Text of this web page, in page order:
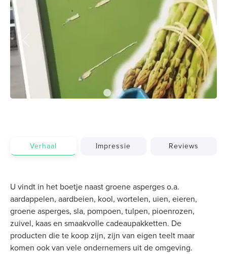
Previous Next
Verhaal Impressie Reviews
U vindt in het boetje naast groene asperges o.a.
aardappelen, aardbeien, kool, wortelen, uien, eieren,
groene asperges, sla, pompoen, tulpen, pioenrozen,
zuivel, kaas en smaakvolle cadeaupakketten. De
producten die te koop zijn, zijn van eigen teelt maar
komen ook van vele ondernemers uit de omgeving.